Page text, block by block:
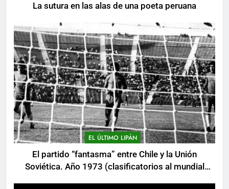
La sutura en las alas de una poeta peruana
EL ÚLTIMO LIPÁN
El partido “fantasma” entre Chile y la Unión
Soviética. Año 1973 (clasificatorios al mundial